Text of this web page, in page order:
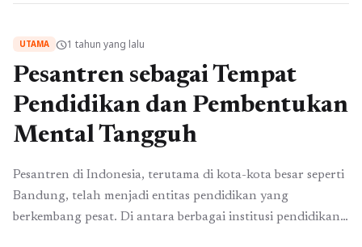
UTAMA schedule1 tahun yang lalu
Pesantren sebagai Tempat
Pendidikan dan Pembentukan
Mental Tangguh
Pesantren di Indonesia, terutama di kota-kota besar seperti
Bandung, telah menjadi entitas pendidikan yang
berkembang pesat. Di antara berbagai institusi pendidikan